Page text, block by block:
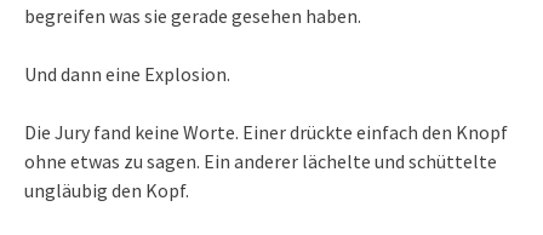
begreifen was sie gerade gesehen haben.
Und dann eine Explosion.
Die Jury fand keine Worte. Einer drückte einfach den Knopf
ohne etwas zu sagen. Ein anderer lächelte und schüttelte
ungläubig den Kopf.